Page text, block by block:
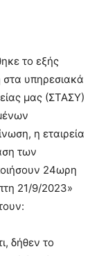
το εξής
υπηρεσιακά
μας (ΣΤΑΣΥ)
η εταιρεία
των
24ωρη
21/9/2023»
δήθεν το